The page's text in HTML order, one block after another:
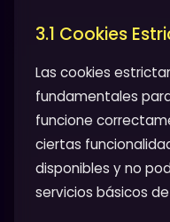
3.1 Cookies
Las cookies
fundamentales
funcione
ciertas
disponibles y no
servicios básicos